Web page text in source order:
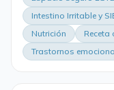
Intestino Irritable y
Nutrición
Receta
Trastornos